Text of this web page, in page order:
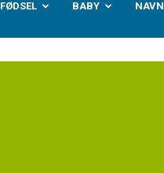
FØDSEL BABY NAVN